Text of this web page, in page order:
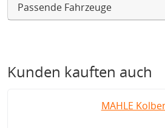
Passende Fahrzeuge
Kunden kauften auch
MAHLE